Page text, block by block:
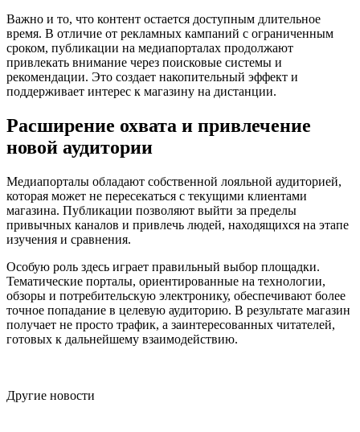
Важно и то, что контент остается доступным длительное
время. В отличие от рекламных кампаний с ограниченным
сроком, публикации на медиапорталах продолжают
привлекать внимание через поисковые системы и
рекомендации. Это создает накопительный эффект и
поддерживает интерес к магазину на дистанции.
Расширение охвата и привлечение
новой аудитории
Медиапорталы обладают собственной лояльной аудиторией,
которая может не пересекаться с текущими клиентами
магазина. Публикации позволяют выйти за пределы
привычных каналов и привлечь людей, находящихся на этапе
изучения и сравнения.
Особую роль здесь играет правильный выбор площадки.
Тематические порталы, ориентированные на технологии,
обзоры и потребительскую электронику, обеспечивают более
точное попадание в целевую аудиторию. В результате магазин
получает не просто трафик, а заинтересованных читателей,
готовых к дальнейшему взаимодействию.
Другие новости